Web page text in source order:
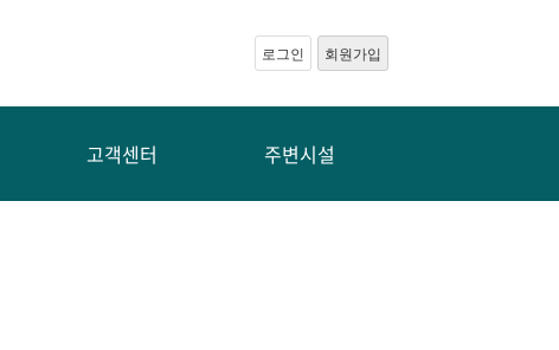
로그인 회원가입
고객센터 주변시설